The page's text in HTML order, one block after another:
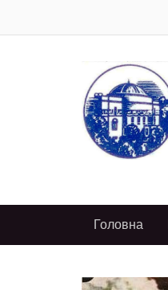
Головна